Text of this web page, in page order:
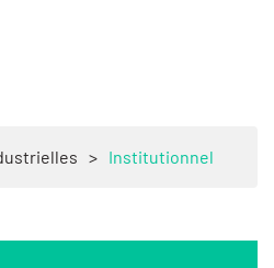
> Institutionnel